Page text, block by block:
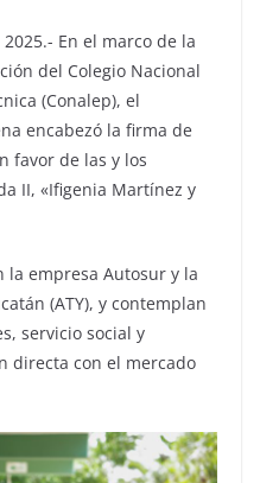
En el marco de la
del Colegio Nacional
(Conalep), el
encabezó la firma de
favor de las y los
II, «Ifigenia Martínez y
la empresa Autosur y la
(ATY), y contemplan
servicio social y
directa con el mercado